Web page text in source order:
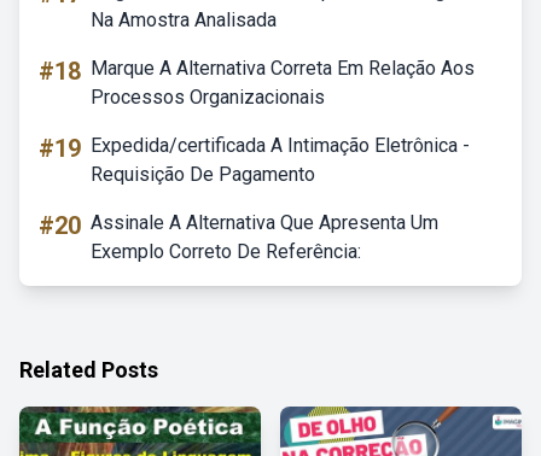
Na Amostra Analisada
#18 Marque A Alternativa Correta Em Relação Aos
Processos Organizacionais
#19 Expedida/certificada A Intimação Eletrônica -
Requisição De Pagamento
#20 Assinale A Alternativa Que Apresenta Um
Exemplo Correto De Referência:
Related Posts